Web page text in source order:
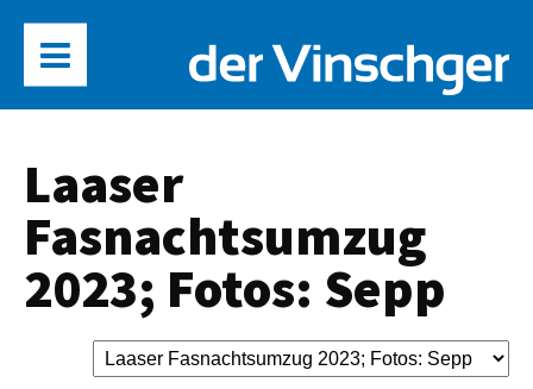
Laaser
Fasnachtsumzug
2023; Fotos: Sepp